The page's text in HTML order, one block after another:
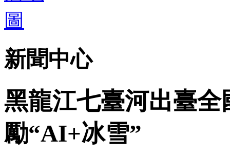
新聞中心
黑龍江七臺河出臺
勵“AI+冰雪”